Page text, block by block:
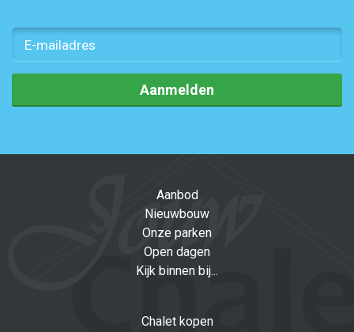
Aanmelden
Aanbod
Nieuwbouw
Onze parken
Open dagen
Kijk binnen bij...
Chalet kopen